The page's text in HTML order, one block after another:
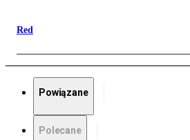
Red
Powiązane
Polecane